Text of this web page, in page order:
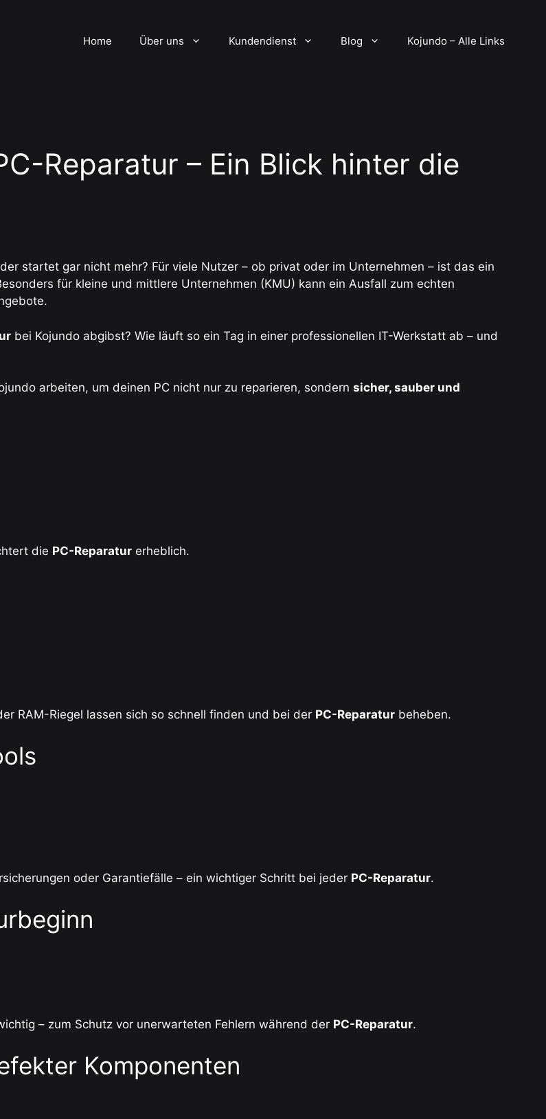
Home Über uns Kundendienst Blog Kojundo – Alle Links
Reparatur – Ein Blick hinter die
startet gar nicht mehr? Für viele Nutzer – ob privat oder im Unternehmen – ist das ein
für kleine und mittlere Unternehmen (KMU) kann ein Ausfall zum echten
bei Kojundo abgibst? Wie läuft so ein Tag in einer professionellen IT-Werkstatt ab – und
arbeiten, um deinen PC nicht nur zu reparieren, sondern sicher, sauber und
die PC-Reparatur erheblich.
RAM-Riegel lassen sich so schnell finden und bei der PC-Reparatur beheben.
oder Garantiefälle – ein wichtiger Schritt bei jeder PC-Reparatur.
– zum Schutz vor unerwarteten Fehlern während der PC-Reparatur.
Komponenten